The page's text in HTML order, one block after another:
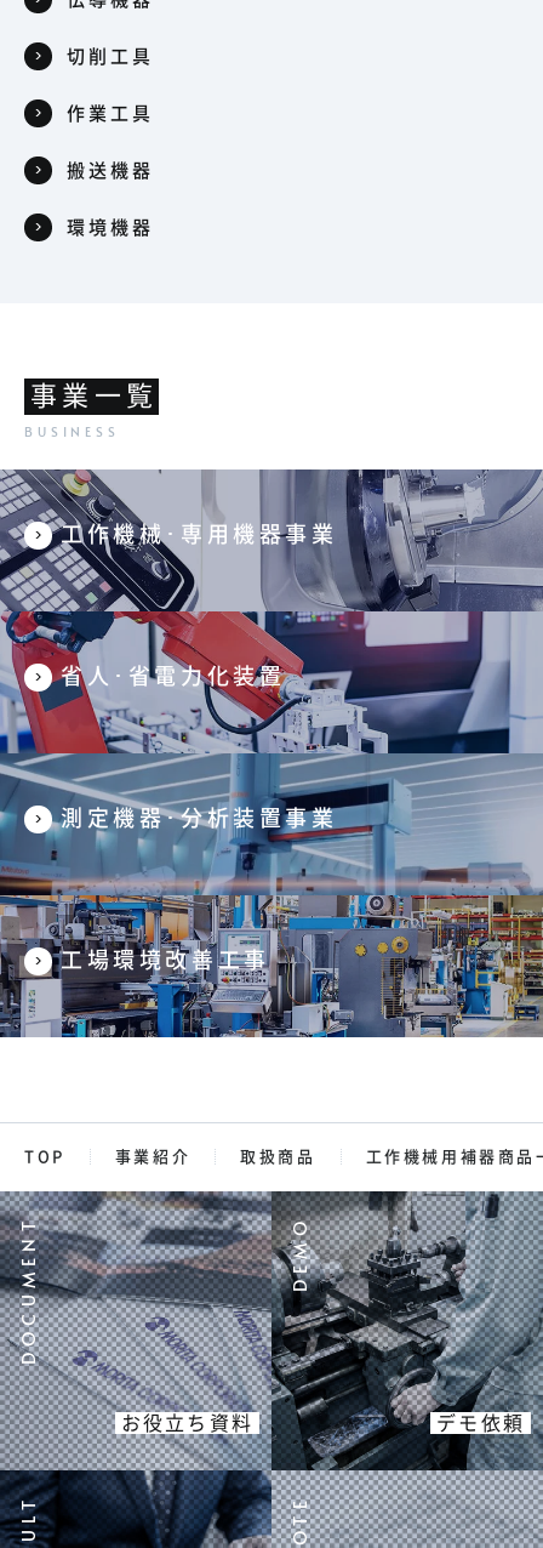
切削工具
作業工具
搬送機器
環境機器
事業一覧
工作機械･専用機器事業
省人･省電力化装置
測定機器･分析装置事業
工場環境改善工事
TOP 事業紹介 取扱商品 工作機械用補器商品
お役立ち資料 デモ依頼